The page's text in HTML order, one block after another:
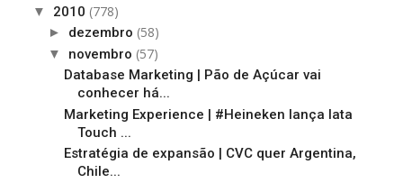
▼ 2010 (778)
► dezembro (58)
▼ novembro (57)
Database Marketing | Pão de Açúcar vai
conhecer há...
Marketing Experience | #Heineken lança lata
Touch ...
Estratégia de expansão | CVC quer Argentina,
Chile...